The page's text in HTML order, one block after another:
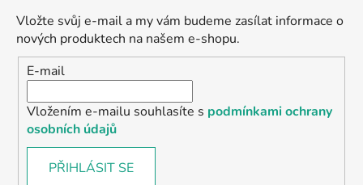
Vložte svůj e-mail a my vám budeme zasílat informace o
nových produktech na našem e-shopu.
E-mail
Vložením e-mailu souhlasíte s podmínkami ochrany
osobních údajů
PŘIHLÁSIT SE